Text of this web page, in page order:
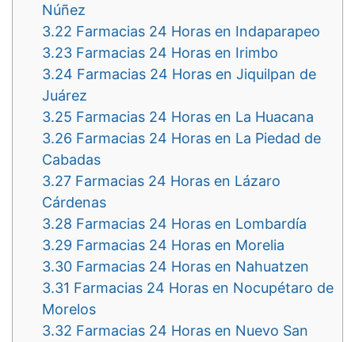
Núñez
3.22 Farmacias 24 Horas en Indaparapeo
3.23 Farmacias 24 Horas en Irimbo
3.24 Farmacias 24 Horas en Jiquilpan de
Juárez
3.25 Farmacias 24 Horas en La Huacana
3.26 Farmacias 24 Horas en La Piedad de
Cabadas
3.27 Farmacias 24 Horas en Lázaro
Cárdenas
3.28 Farmacias 24 Horas en Lombardía
3.29 Farmacias 24 Horas en Morelia
3.30 Farmacias 24 Horas en Nahuatzen
3.31 Farmacias 24 Horas en Nocupétaro de
Morelos
3.32 Farmacias 24 Horas en Nuevo San